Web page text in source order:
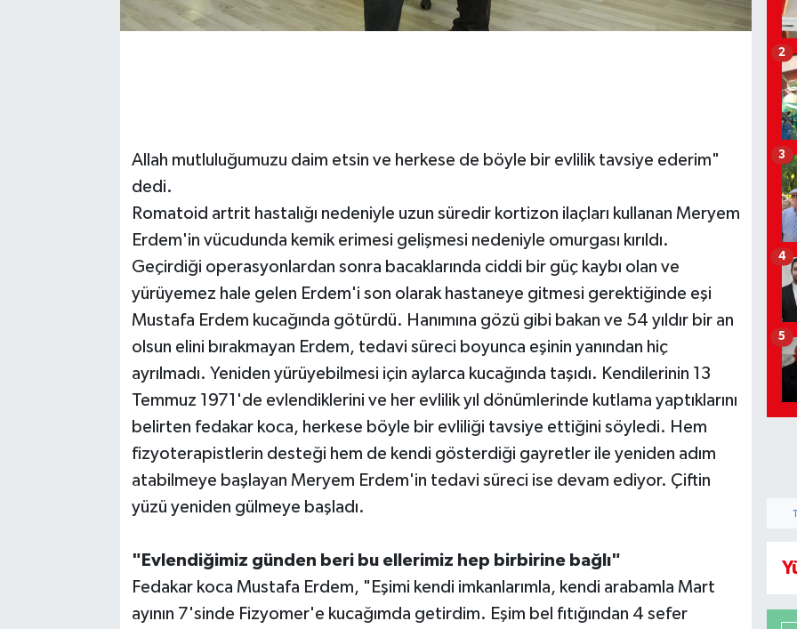
Allah mutluluğumuzu daim etsin ve herkese de böyle bir evlilik tavsiye ederim"
dedi.
Romatoid artrit hastalığı nedeniyle uzun süredir kortizon ilaçları kullanan Meryem
Erdem'in vücudunda kemik erimesi gelişmesi nedeniyle omurgası kırıldı.
Geçirdiği operasyonlardan sonra bacaklarında ciddi bir güç kaybı olan ve
yürüyemez hale gelen Erdem'i son olarak hastaneye gitmesi gerektiğinde eşi
Mustafa Erdem kucağında götürdü. Hanımına gözü gibi bakan ve 54 yıldır bir an
olsun elini bırakmayan Erdem, tedavi süreci boyunca eşinin yanından hiç
ayrılmadı. Yeniden yürüyebilmesi için aylarca kucağında taşıdı. Kendilerinin 13
Temmuz 1971'de evlendiklerini ve her evlilik yıl dönümlerinde kutlama yaptıklarını
belirten fedakar koca, herkese böyle bir evliliği tavsiye ettiğini söyledi. Hem
fizyoterapistlerin desteği hem de kendi gösterdiği gayretler ile yeniden adım
atabilmeye başlayan Meryem Erdem'in tedavi süreci ise devam ediyor. Çiftin
yüzü yeniden gülmeye başladı.
"Evlendiğimiz günden beri bu ellerimiz hep birbirine bağlı"
Fedakar koca Mustafa Erdem, "Eşimi kendi imkanlarımla, kendi arabamla Mart
ayının 7'sinde Fizyomer'e kucağımda getirdim. Eşim bel fıtığından 4 sefer
2
3
4
5